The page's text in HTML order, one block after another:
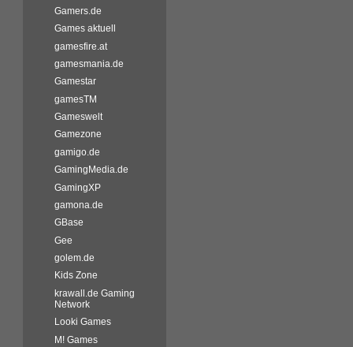
Gamers.de
Games aktuell
gamesfire.at
gamesmania.de
Gamestar
gamesTM
Gameswelt
Gamezone
gamigo.de
GamingMedia.de
GamingXP
gamona.de
GBase
Gee
golem.de
Kids Zone
krawall.de Gaming
Network
Looki Games
M! Games